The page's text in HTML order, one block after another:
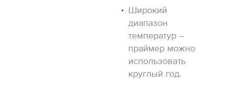
Широкий
диапазон
температур –
праймер можно
использовать
круглый год.